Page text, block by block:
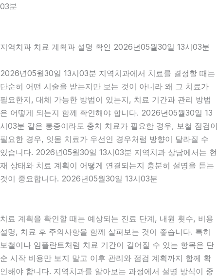
03분
지역치과 치료 계획과 설명 확인 2026년05월30일 13시03분
2026년05월30일 13시03분 지역치과에서 치료를 결정할 때는
단순히 어떤 시술을 받는지만 보는 것이 아니라 왜 그 치료가
필요한지, 대체 가능한 방법이 있는지, 치료 기간과 관리 방법
은 어떻게 되는지 함께 확인해야 합니다. 2026년05월30일 13
시03분 같은 통증이라도 충치 치료가 필요한 경우, 보철 점검이
필요한 경우, 잇몸 치료가 우선인 경우처럼 방향이 달라질 수
있습니다. 2026년05월30일 13시03분 지역치과 상담에서는 현
재 상태와 치료 계획이 어떻게 연결되는지 충분히 설명을 듣는
것이 중요합니다. 2026년05월30일 13시03분
치료 계획을 확인할 때는 예상되는 진료 단계, 내원 횟수, 비용
설명, 치료 후 주의사항을 함께 살펴보는 것이 좋습니다. 특히
보철이나 임플란트처럼 치료 기간이 길어질 수 있는 항목은 단
순 시작 비용만 보지 말고 이후 관리와 점검 계획까지 함께 확
인해야 합니다. 지역치과를 알아보는 과정에서 설명 방식이 중